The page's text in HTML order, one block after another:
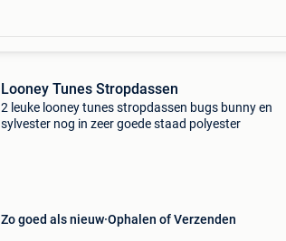
Looney Tunes Stropdassen
2 leuke looney tunes stropdassen bugs bunny en
sylvester nog in zeer goede staad polyester
Zo goed als nieuw Ophalen of Verzenden